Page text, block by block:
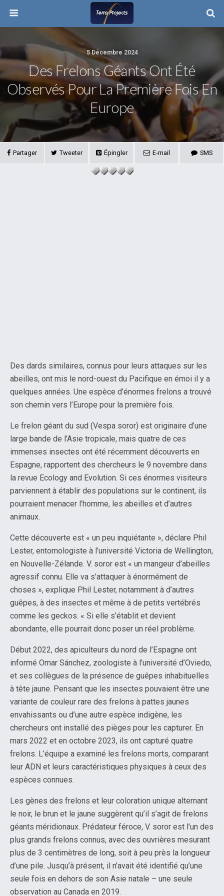
5 Décembre 2024
Des Frelons Géants Ont Été
Observés Pour La Première Fois En
Europe
Partager Tweeter Épingler E-mail SMS
Des dards similaires, connus pour leurs attaques sur les
abeilles, ont mis le nord-ouest du Pacifique en émoi il y a
quelques années. Une espèce d’énormes frelons a trouvé
son chemin vers l’Europe pour la première fois.
Le frelon géant du sud (Vespa soror) est originaire d’une
large bande de l’Asie tropicale, mais quatre de ces
immenses insectes ont été récemment découverts en
Espagne, rapportent des chercheurs le 9 novembre dans
la revue Ecology and Evolution. Si ces énormes visiteurs
parviennent à établir des populations sur le continent, ils
pourraient menacer l’homme, les abeilles et d’autres
animaux.
Cette découverte est « un peu inquiétante », déclare Phil
Lester, entomologiste à l’université Victoria de Wellington,
en Nouvelle-Zélande. V. soror est « un mangeur d’abeilles
agressif connu. Elle va s’attaquer à énormément de
choses », explique Phil Lester, notamment à d’autres
guêpes, à des insectes et même à de petits vertébrés
comme les geckos. « Si elle s’établit et devient
abondante, elle pourrait donc poser un réel problème.
Début 2022, des apiculteurs du nord de l’Espagne ont
informé Omar Sánchez, zoologiste à l’université d’Oviedo,
et ses collègues de la présence de guêpes inhabituelles
à tête jaune. Pensant que les insectes pouvaient être une
variante de couleur rare des frelons à pattes jaunes
envahissants ou d’une autre espèce indigène, les
chercheurs ont installé des pièges pour les capturer. En
mars 2022 et en octobre 2023, ils ont capturé quatre
frelons. L’équipe a examiné les frelons morts, comparant
leur ADN et leurs caractéristiques physiques à ceux des
espèces connues.
Les gènes des frelons et leur coloration unique alternant
le noir, le brun et le jaune suggèrent qu’il s’agit de frelons
géants méridionaux. Prédateur féroce, V. soror est l’un des
plus grands frelons connus, avec des ouvrières mesurant
plus de 3 centimètres de long, soit à peu près la longueur
d’une pile. Jusqu’à présent, il n’avait été identifié qu’une
seule fois en dehors de son Asie natale – une seule
observation au Canada en 2019.